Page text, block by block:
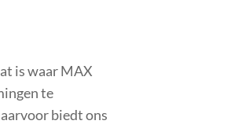
is waar MAX
te
biedt ons